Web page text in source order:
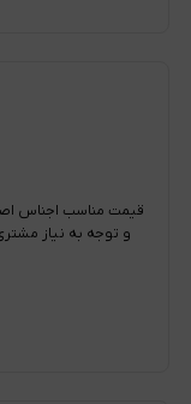
قیمت مناسب اجناس
و توجه به نیاز